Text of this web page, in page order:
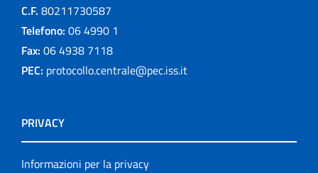
C.F. 80211730587
Telefono: 06 4990 1
Fax: 06 4938 7118
PEC: protocollo.centrale@pec.iss.it
PRIVACY
Informazioni per la privacy